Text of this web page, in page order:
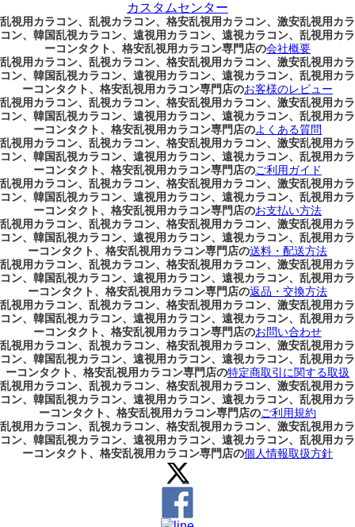
カスタムセンター
乱視用カラコン、乱視カラコン、格安乱視用カラコン、激安乱視用カラ
コン、韓国乱視カラコン、遠視用カラコン、遠視カラコン、乱視用カラ
ーコンタクト、格安乱視用カラコン専門店の会社概要
乱視用カラコン、乱視カラコン、格安乱視用カラコン、激安乱視用カラ
コン、韓国乱視カラコン、遠視用カラコン、遠視カラコン、乱視用カラ
ーコンタクト、格安乱視用カラコン専門店のお客様のレビュー
乱視用カラコン、乱視カラコン、格安乱視用カラコン、激安乱視用カラ
コン、韓国乱視カラコン、遠視用カラコン、遠視カラコン、乱視用カラ
ーコンタクト、格安乱視用カラコン専門店のよくある質問
乱視用カラコン、乱視カラコン、格安乱視用カラコン、激安乱視用カラ
コン、韓国乱視カラコン、遠視用カラコン、遠視カラコン、乱視用カラ
ーコンタクト、格安乱視用カラコン専門店のご利用ガイド
乱視用カラコン、乱視カラコン、格安乱視用カラコン、激安乱視用カラ
コン、韓国乱視カラコン、遠視用カラコン、遠視カラコン、乱視用カラ
ーコンタクト、格安乱視用カラコン専門店のお支払い方法
乱視用カラコン、乱視カラコン、格安乱視用カラコン、激安乱視用カラ
コン、韓国乱視カラコン、遠視用カラコン、遠視カラコン、乱視用カラ
ーコンタクト、格安乱視用カラコン専門店の送料・配送方法
乱視用カラコン、乱視カラコン、格安乱視用カラコン、激安乱視用カラ
コン、韓国乱視カラコン、遠視用カラコン、遠視カラコン、乱視用カラ
ーコンタクト、格安乱視用カラコン専門店の返品・交換方法
乱視用カラコン、乱視カラコン、格安乱視用カラコン、激安乱視用カラ
コン、韓国乱視カラコン、遠視用カラコン、遠視カラコン、乱視用カラ
ーコンタクト、格安乱視用カラコン専門店のお問い合わせ
乱視用カラコン、乱視カラコン、格安乱視用カラコン、激安乱視用カラ
コン、韓国乱視カラコン、遠視用カラコン、遠視カラコン、乱視用カラ
ーコンタクト、格安乱視用カラコン専門店の特定商取引に関する取扱
乱視用カラコン、乱視カラコン、格安乱視用カラコン、激安乱視用カラ
コン、韓国乱視カラコン、遠視用カラコン、遠視カラコン、乱視用カラ
ーコンタクト、格安乱視用カラコン専門店のご利用規約
乱視用カラコン、乱視カラコン、格安乱視用カラコン、激安乱視用カラ
コン、韓国乱視カラコン、遠視用カラコン、遠視カラコン、乱視用カラ
ーコンタクト、格安乱視用カラコン専門店の個人情報取扱方針